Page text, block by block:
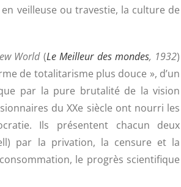
veilleuse ou travestie, la culture de
World(Le Meilleur des mondes, 1932)
de totalitarisme plus douce », d’un
par la pure brutalité de la vision
du XXe siècle ont nourri les
Ils présentent chacun deux
par la privation, la censure et la
le progrès scientifique